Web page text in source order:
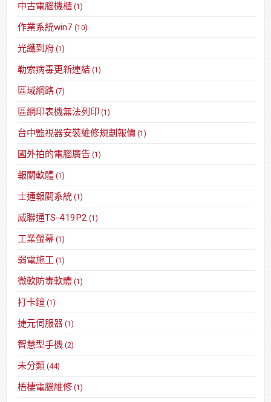
中古電腦機櫃 (1)
作業系統win7 (10)
光纖到府 (1)
勒索病毒更新連結 (1)
區域網路 (7)
區網印表機無法列印 (1)
台中監視器安裝維修規劃報價 (1)
國外拍的電腦廣告 (1)
報關軟體 (1)
士通報關系統 (1)
威聯通TS-419P2 (1)
工業螢幕 (1)
弱電施工 (1)
微軟防毒軟體 (1)
打卡鐘 (1)
捷元伺服器 (1)
智慧型手機 (2)
未分類 (44)
梧棲電腦維修 (1)